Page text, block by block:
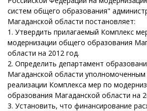
систем общего образования"
Магаданской области постановляет:
1. Утвердить прилагаемый Комплекс
модернизации общего образования
области на 2012 год.
2. Определить департамент
Магаданской области
реализации Комплекса мер по
образования Магаданской области на
3. Установить, что финансирование